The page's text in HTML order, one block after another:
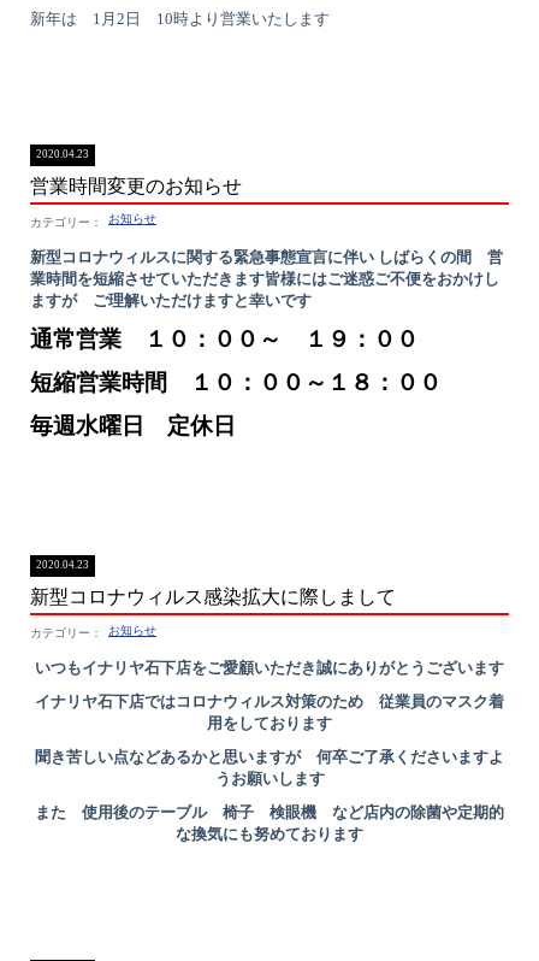
新年は 1月2日 10時より営業いたします
営業時間変更のお知らせ
2020.04.23
お知らせ
新型コロナウィルスに関する緊急事態宣言に伴い しばらくの間 営
業時間を短縮させていただきます皆様にはご迷惑ご不便をおかけし
ますが ご理解いただけますと幸いです
通常営業 １０：００～ １９：００
短縮営業時間 １０：００～１８：００
毎週水曜日 定休日
新型コロナウィルス感染拡大に際しまして
2020.04.23
お知らせ
いつもイナリヤ石下店をご愛顧いただき誠にありがとうございます
イナリヤ石下店ではコロナウィルス対策のため 従業員のマスク着
用をしております
聞き苦しい点などあるかと思いますが 何卒ご了承くださいますよ
うお願いします
また 使用後のテーブル 椅子 検眼機 など店内の除菌や定期的
な換気にも努めております